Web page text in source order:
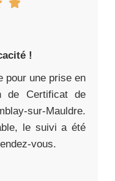
!
pour une prise en
de Certificat de
sur-Mauldre.
le suivi a été
vous.